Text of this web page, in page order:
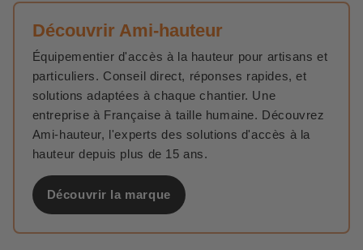
Découvrir Ami-hauteur
Équipementier d'accès à la hauteur pour artisans et
particuliers. Conseil direct, réponses rapides, et
solutions adaptées à chaque chantier. Une
entreprise à Française à taille humaine. Découvrez
Ami-hauteur, l'experts des solutions d'accès à la
hauteur depuis plus de 15 ans.
Découvrir la marque